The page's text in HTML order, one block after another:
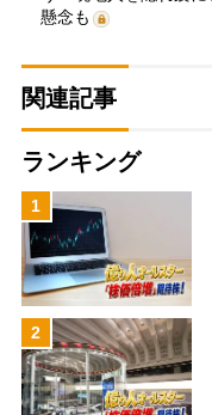
懸念も
関連記事
ランキング
1
2